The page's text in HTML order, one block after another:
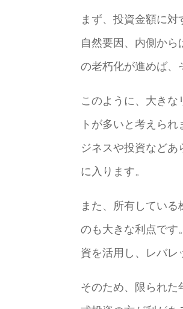
まず、投資金額に
自然要因、内側か
の老朽化が進めば、
このように、大きな
トが多いと考えら
ジネスや投資など
に入ります。
また、所有してい
のも大きな利点です
資を活用し、レバレ
そのため、限られた